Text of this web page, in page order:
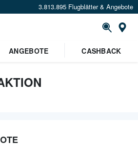
3.813.895 Flugblätter & Angebote
ANGEBOTE CASHBACK